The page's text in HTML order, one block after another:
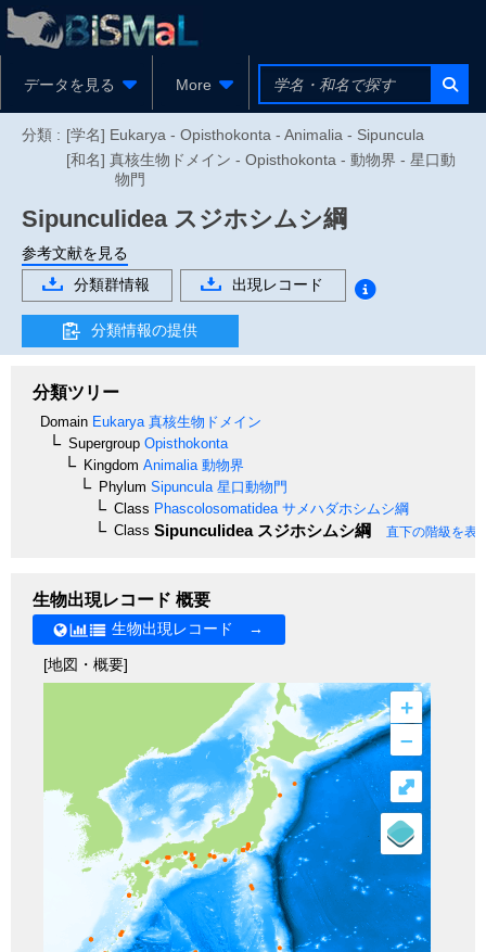
データを見る More
分類 : [学名] Eukarya - Opisthokonta - Animalia - Sipuncula
[和名] 真核生物ドメイン - Opisthokonta - 動物界 - 星口動
物門
Sipunculideaスジホシムシ綱
参考文献を見る
分類群情報
出現レコード
分類情報の提供
分類ツリー
Domain Eukarya 真核生物ドメイン
Supergroup Opisthokonta
Kingdom Animalia 動物界
Phylum Sipuncula 星口動物門
Class Phascolosomatidea サメハダホシムシ綱
Class Sipunculideaスジホシムシ綱 直下の階級を表
生物出現レコード 概要
生物出現レコード →
[地図・概要]
+
–
⤢